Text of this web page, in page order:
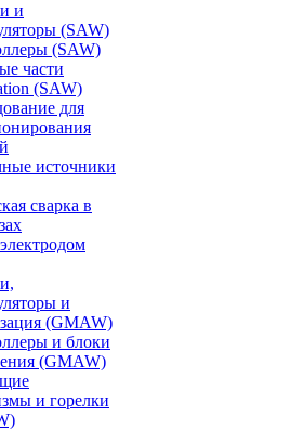
и
(SAW)
(SAW)
части
(SAW)
для
источники
сварка в
и
(GMAW)
и блоки
(GMAW)
и горелки